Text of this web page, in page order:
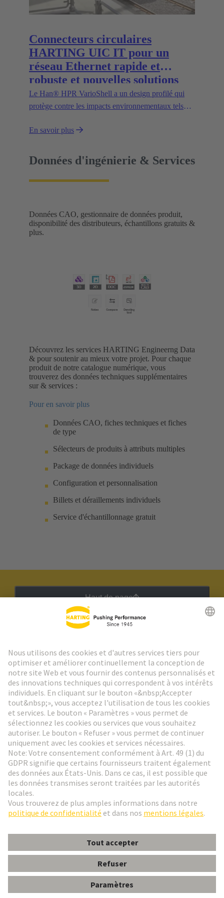
Connecteurs circulaires
HARTING UIC IT pour un
réseau Ethernet rapide et
robuste et nouvelles solutions
pour l'alimentation électrique
des trains
Le Han® HPR VarioShell a un design profilé qui
protège contre les impacts environnementaux tels
plus, l'indice de protection IP69 garantit une
nouvelles variantes augmentent la souplesse
d'utilisation et ouvrent de nouvelles possibilités.
En savoir plus
Données d'ingénierie & Services
Données CAO, gestionnaire de données produit,
disponibilité des distributeurs, échantillons gratuits &
plus.
Découvrez les services HARTING Engineerng Data
& pour soutenir au mieux votre projet. Pour chaque
produit de notre catalogue numérique, vous
trouverez des données techniques supplémentaires
sur & services :
Pour en savoir plus
Données CAO, fiches techniques et fiches
de type
Sélecteurs de produits à attributs multiples
Package de données individuels
Configuration et personnalisation
Billets et déraillements individuels
Service d'échantillonnage gratuit
Haut de page
Aller à l'inscription
Social Media
Suisse Français
© HARTING Technology Group
ContactPolitique de confidentialité
Conditions Générales de Vente